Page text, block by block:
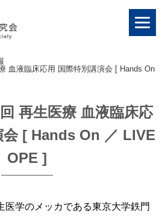
血液臨床応用 国際特別講演会 [ Hands On
再生医療 血液臨床応
会 [ Hands On ／ LIVE
OPE ]
医学のメッカである東京大学鉄門